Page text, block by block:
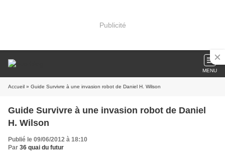
Publicité
MENU
Accueil » Guide Survivre à une invasion robot de Daniel H. Wilson
Guide Survivre à une invasion robot de Daniel
H. Wilson
Publié le 09/06/2012 à 18:10
Par 36 quai du futur